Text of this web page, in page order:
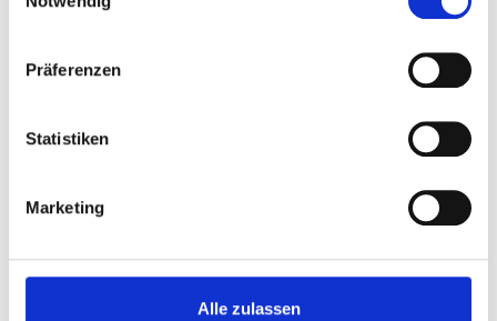
Präferenzen
Statistiken
Marketing
Alle zulassen